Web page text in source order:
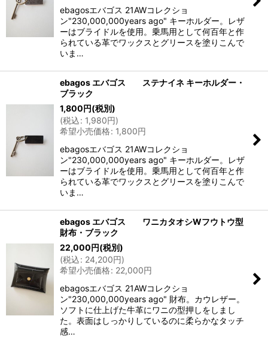
ebagosエバゴス 21AWコレクショ
ン"230,000,000years ago" キーホルダー。レザ
ーはブライドルを使用。乗馬用として何百年と作
られている革でワックスとグリースを塗りこんで
いま…
ebagos エバゴス ステナイネ キーホルダー・
ブラック
1,800円(税別)
(税込: 1,980円)
希望小売価格: 1,800円
ebagosエバゴス 21AWコレクショ
ン"230,000,000years ago" キーホルダー。レザ
ーはブライドルを使用。乗馬用として何百年と作
られている革でワックスとグリースを塗りこんで
いま…
ebagos エバゴス ワニカタオシWフウトウ型
財布・ブラック
22,000円(税別)
(税込: 24,200円)
希望小売価格: 22,000円
ebagosエバゴス 21AWコレクショ
ン"230,000,000years ago" 財布。カウレザー。
ソフトに仕上げた牛革にワニの型押しをしまし
た。表面はしっかりしているのに柔らかなタッチ
感…